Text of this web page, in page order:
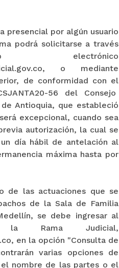
presencial por algún usuario
podrá solicitarse a través
o mediante
de conformidad con el
56 del Consejo
Antioquia, que estableció
excepcional, cuando sea
autorización, la cual se
día hábil de antelación al
máxima hasta por
de las actuaciones que se
de la Sala de Familia
se debe ingresar al
Rama Judicial,
en la opción "Consulta de
varias opciones de
nombre de las partes o el